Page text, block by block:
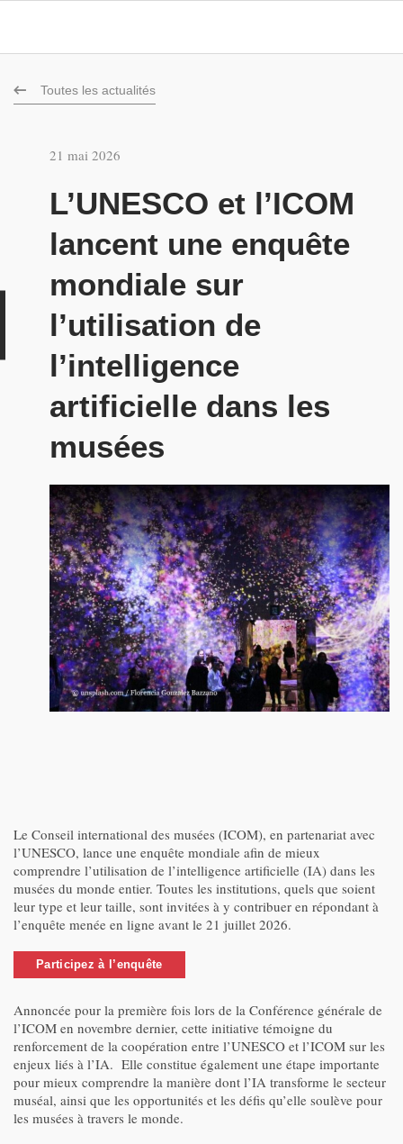
Toutes les actualités
21 mai 2026
L’UNESCO et l’ICOM
lancent une enquête
mondiale sur
l’utilisation de
l’intelligence
artificielle dans les
musées
Le Conseil international des musées (ICOM), en partenariat avec
l’UNESCO, lance une enquête mondiale afin de mieux
comprendre l’utilisation de l’intelligence artificielle (IA) dans les
musées du monde entier. Toutes les institutions, quels que soient
leur type et leur taille, sont invitées à y contribuer en répondant à
l’enquête menée en ligne avant le 21 juillet 2026.
Participez à l’enquête
Annoncée pour la première fois lors de la Conférence générale de
l’ICOM en novembre dernier, cette initiative témoigne du
renforcement de la coopération entre l’UNESCO et l’ICOM sur les
enjeux liés à l’IA. Elle constitue également une étape importante
pour mieux comprendre la manière dont l’IA transforme le secteur
muséal, ainsi que les opportunités et les défis qu’elle soulève pour
les musées à travers le monde.